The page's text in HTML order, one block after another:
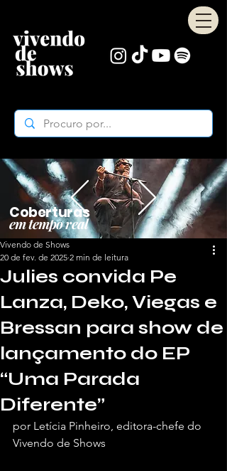
Coberturas
em tempo real
Julies convida Pe
Lanza, Deko, Viegas e
Bressan para show de
lançamento do EP
“Uma Parada
Diferente”
Vivendo de Shows
20 de fev. de 2025 2 min de leitura
por Letícia Pinheiro, editora-chefe do
Vivendo de Shows